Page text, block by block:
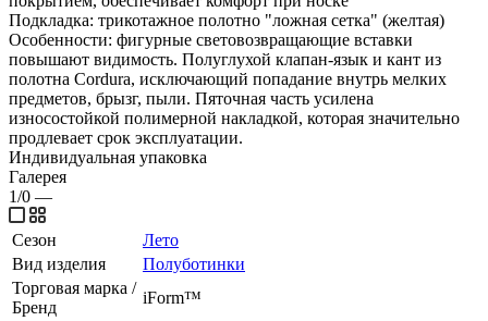
Подкладка: трикотажное полотно "ложная сетка" (желтая)
Особенности: фигурные световозвращающие вставки
повышают видимость. Полуглухой клапан-язык и кант из
полотна Cordura, исключающий попадание внутрь мелких
предметов, брызг, пыли. Пяточная часть усилена
износостойкой полимерной накладкой, которая значительно
продлевает срок эксплуатации.
Индивидуальная упаковка
Галерея
1/0 —
Сезон
Лето
Вид изделия
Полуботинки
Торговая марка /
Бренд
iForm™